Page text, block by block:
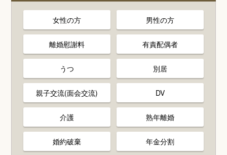
女性の方 男性の方
離婚慰謝料 有責配偶者
うつ 別居
親子交流(面会交流) DV
介護 熟年離婚
婚約破棄 年金分割